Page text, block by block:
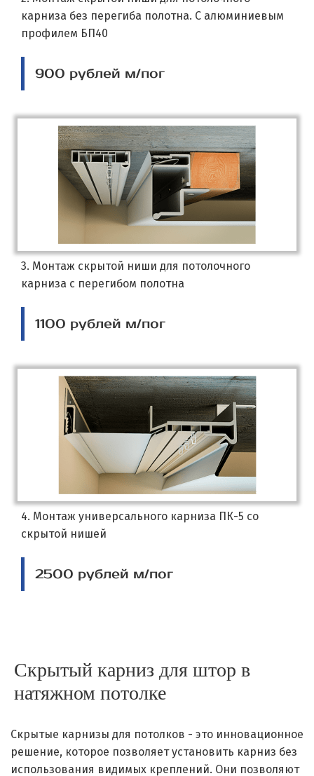
карниза без перегиба полотна. С алюминиевым
профилем БП40
900 рублей м/пог
3. Монтаж скрытой ниши для потолочного
карниза с перегибом полотна
1100 рублей м/пог
4. Монтаж универсального карниза ПК-5 со
скрытой нишей
2500 рублей м/пог
Скрытый карниз для штор в
натяжном потолке
Скрытые карнизы для потолков - это инновационное
решение, которое позволяет установить карниз без
использования видимых креплений. Они позволяют